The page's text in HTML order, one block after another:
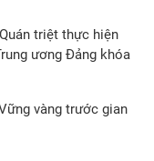
triệt thực hiện
ương Đảng khóa
vàng trước gian